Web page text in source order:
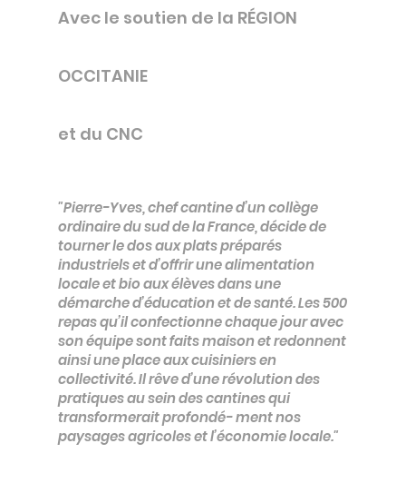
Avec le soutien de la RÉGION
OCCITANIE
et du CNC
​​"Pierre-Yves, chef cantine d’un collège
ordinaire du sud de la France, décide de
tourner le dos aux plats préparés
industriels et d’offrir une alimentation
locale et bio aux élèves dans une
démarche d’éducation et de santé. Les 500
repas qu’il confectionne chaque jour avec
son équipe sont faits maison et redonnent
ainsi une place aux cuisiniers en
collectivité. Il rêve d’une révolution des
pratiques au sein des cantines qui
transformerait profondé- ment nos
paysages agricoles et l’économie locale."